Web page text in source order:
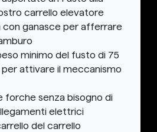
carrello elevatore
con ganasce per afferrare
minimo del fusto di 75
per attivare il meccanismo
forche senza bisogno di
elettrici
del carrello